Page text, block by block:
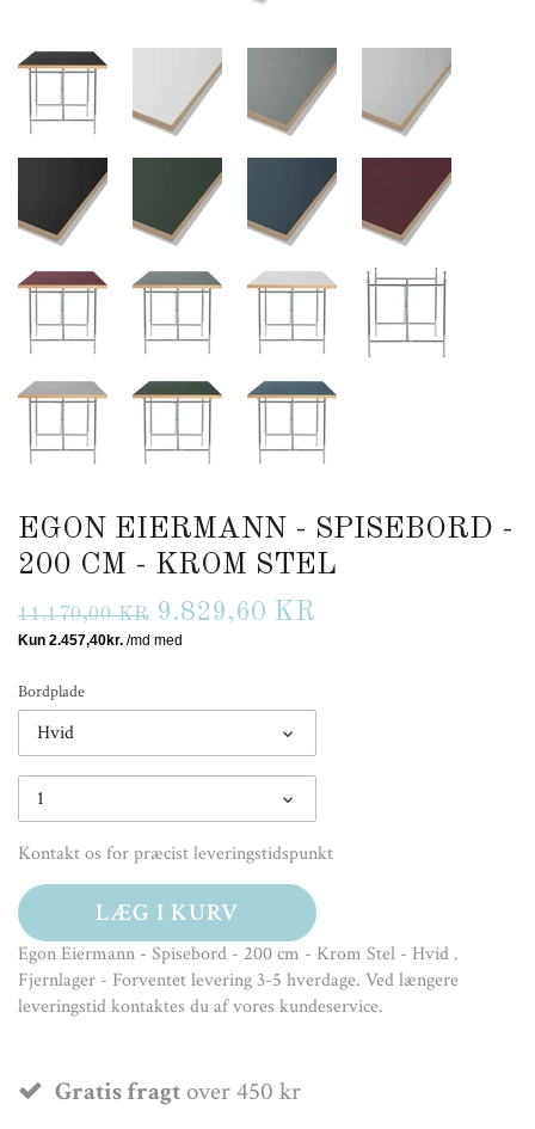
EGON EIERMANN - SPISEBORD -
200 CM - KROM STEL
11.170,00 KR 9.829,60 KR
Bordplade
Hvid
1
Kontakt os for præcist leveringstidspunkt
LÆG I KURV
Egon Eiermann - Spisebord - 200 cm - Krom Stel - Hvid .
Fjernlager - Forventet levering 3-5 hverdage. Ved længere
leveringstid kontaktes du af vores kundeservice.
Gratis fragtover 450 kr